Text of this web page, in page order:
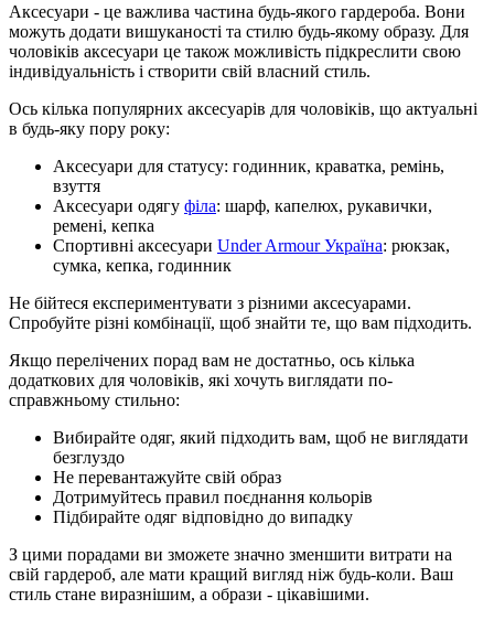
Аксесуари - це важлива частина будь-якого гардероба. Вони
можуть додати вишуканості та стилю будь-якому образу. Для
чоловіків аксесуари це також можливість підкреслити свою
індивідуальність і створити свій власний стиль.
Ось кілька популярних аксесуарів для чоловіків, що актуальні
в будь-яку пору року:
Аксесуари для статусу: годинник, краватка, ремінь,
взуття
Аксесуари одягу філа: шарф, капелюх, рукавички,
ремені, кепка
Спортивні аксесуари Under Armour Україна: рюкзак,
сумка, кепка, годинник
Не бійтеся експериментувати з різними аксесуарами.
Спробуйте різні комбінації, щоб знайти те, що вам підходить.
Якщо перелічених порад вам не достатньо, ось кілька
додаткових для чоловіків, які хочуть виглядати по-
справжньому стильно:
Вибирайте одяг, який підходить вам, щоб не виглядати
безглуздо
Не перевантажуйте свій образ
Дотримуйтесь правил поєднання кольорів
Підбирайте одяг відповідно до випадку
З цими порадами ви зможете значно зменшити витрати на
свій гардероб, але мати кращий вигляд ніж будь-коли. Ваш
стиль стане виразнішим, а образи - цікавішими.